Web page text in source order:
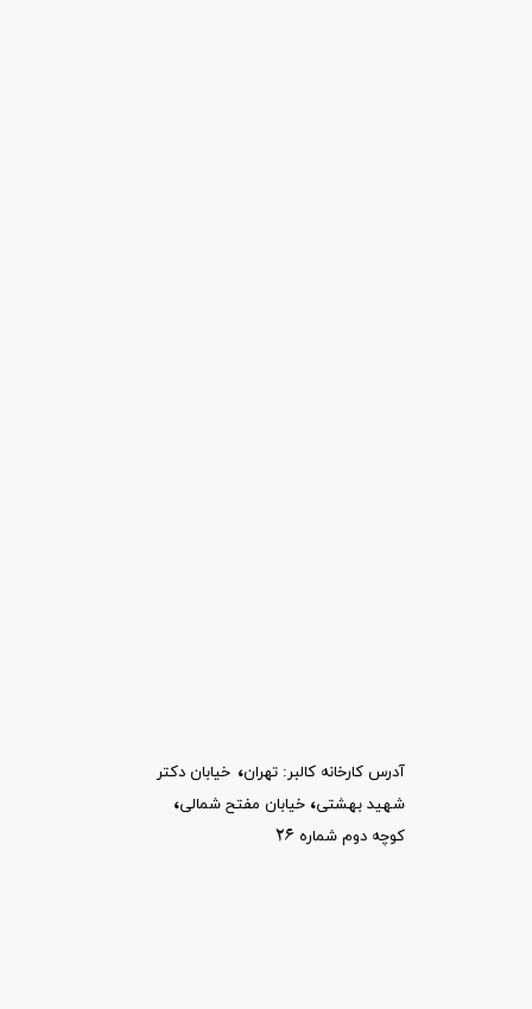
آدرس کارخانه کالبر: تهران، خیابان دکتر
شهید بهشتی، خیابان مفتح شمالی،​​​​​​​
کوچه دوم شماره 26